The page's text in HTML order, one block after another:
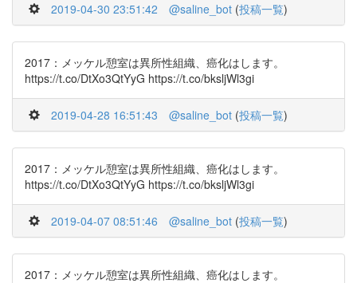
2019-04-30 23:51:42 @saline_bot (投稿一覧)
2017：メッケル憩室は異所性組織、癌化はします。
https://t.co/DtXo3QtYyG https://t.co/bksljWl3gi
2019-04-28 16:51:43 @saline_bot (投稿一覧)
2017：メッケル憩室は異所性組織、癌化はします。
https://t.co/DtXo3QtYyG https://t.co/bksljWl3gi
2019-04-07 08:51:46 @saline_bot (投稿一覧)
2017：メッケル憩室は異所性組織、癌化はします。